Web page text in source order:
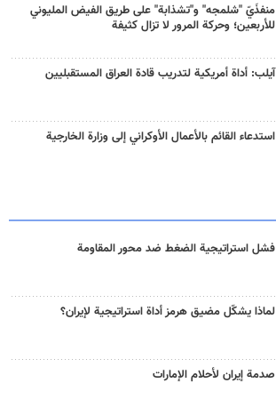
منفذَيّ "شلمجه" و"تشذابة" على طريق الفيض المليوني
للأربعين؛ وحركة المرور لا تزال كثيفة
آيلب: أداة أمريكية لتدريب قادة العراق المستقبليين
استدعاء القائم بالأعمال الأوكراني إلى وزارة الخارجية
فشل استراتيجية الضغط ضد محور المقاومة
لماذا يشكّل مضيق هرمز أداة استراتيجية لإيران؟
صدمة إيران لأحلام الإمارات